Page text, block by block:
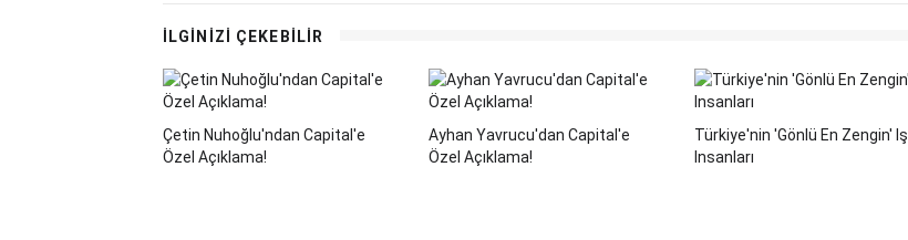
İLGİNİZİ ÇEKEBİLİR
Çetin Nuhoğlu'ndan Capital'e
Özel Açıklama!
Ayhan Yavrucu'dan Capital'e
Özel Açıklama!
Türkiye'nin 'Gönlü En Zengin' Iş
Insanları